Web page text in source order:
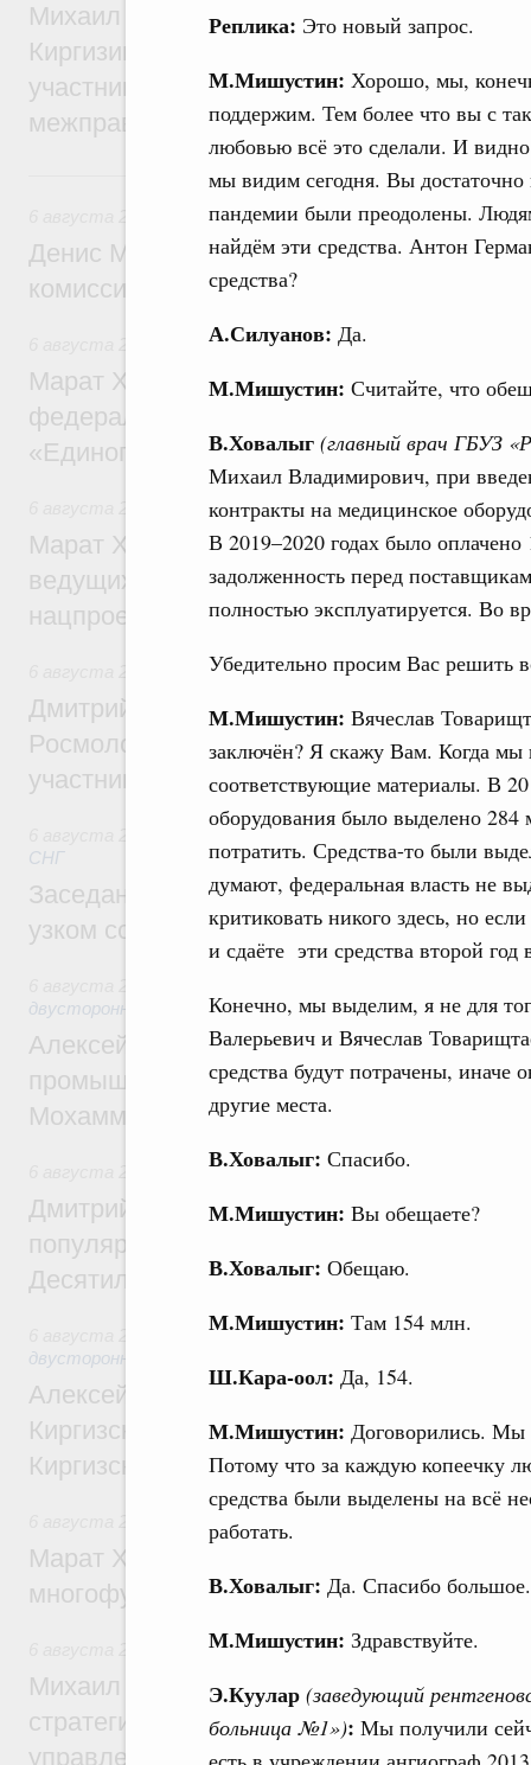
Реплика: Это новый запрос.
М.Мишустин: Хорошо, мы,
поддержим. Тем более что вы с
любовью всё это сделали. И
мы видим сегодня. Вы достаточно
пандемии были преодолены.
найдём эти средства. Антон
средства?
А.Силуанов: Да.
М.Мишустин: Считайте, что
В.Ховалыг (главный врач ГБУЗ
Михаил Владимирович, при
контракты на медицинское
В 2019–2020 годах было
задолженность перед
полностью эксплуатируется. Во
Убедительно просим Вас решить
М.Мишустин: Вячеслав
заключён? Я скажу Вам. Когда мы
соответствующие материалы. В
оборудования было выделено
потратить. Средства-то были
думают, федеральная власть не
критиковать никого здесь, но
и сдаёте эти средства второй год
Конечно, мы выделим, я не для
Валерьевич и Вячеслав
средства будут потрачены,
другие места.
В.Ховалыг: Спасибо.
М.Мишустин: Вы обещаете?
В.Ховалыг: Обещаю.
М.Мишустин: Там 154 млн.
Ш.Кара-оол: Да, 154.
М.Мишустин: Договорились. Мы
Потому что за каждую копеечку
средства были выделены на всё
работать.
В.Ховалыг: Да. Спасибо большое.
М.Мишустин: Здравствуйте.
Э.Куулар (заведующий
больница №1»): Мы получили
Михаил Мишустин принял участие во
Киргизии Садыра Жапарова с главами
участников заседания Евразийского
межправительственного совета
Вчера
Общие вопросы промышленной политики
Денис Мантуров провёл заседание
комиссии по промышленности
Регулирование в сфере строительства
Марат Хуснуллин: Более 130
федерального значения построено под
«Единого заказчика»
Национальный проект «Инфраструктура
Марат Хуснуллин: Порядка 200
ведущих к спортивным объектам,
нацпроекту «Инфраструктура для
Молодёжная политика
Дмитрий Чернышенко, Сергей Кравцов и
Росмолодёжи Григорий Гуров
участников проекта «Кольцо открытий»
Евразийский экономический союз.
СНГ
Заседание Евразийского
узком составе
двусторонней основе
Алексей Оверчук провёл рабочую
промышленности, недропользования и
Мохаммадом Атабаком
Внутренний и въездной туризм
Дмитрий Чернышенко: Порядка 110
популярного туризма в 35 регионах
Десятилетия науки и технологий
Экономические и гуманитарные
двусторонней основе
Алексей Оверчук принял участие в
Киргизского экономического форума и
Киргизской межрегиональной
Дорожное хозяйство
Марат Хуснуллин: На двух скоростных
многофункциональные зоны дорожного
Технологическое развитие. Инновации
Михаил Мишустин дал поручения по
стратегической сессии о
управления научно-технологическим